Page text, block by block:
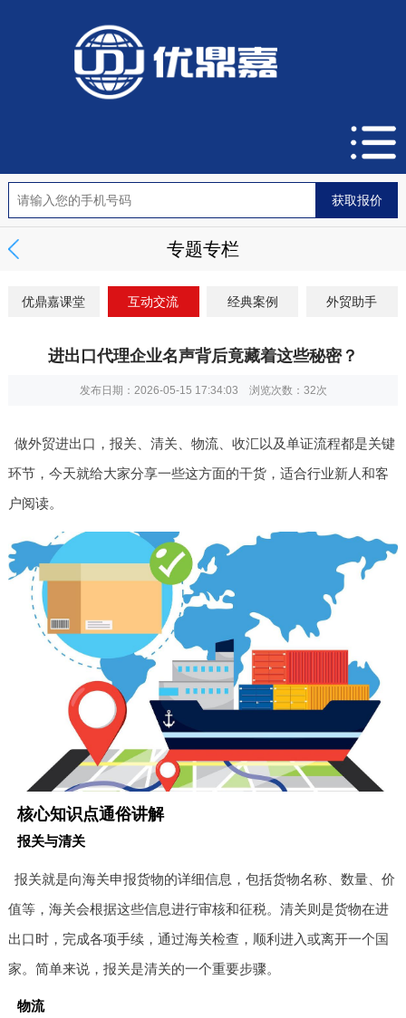
专题专栏
优鼎嘉课堂 互动交流 经典案例 外贸助手
进出口代理企业名声背后竟藏着这些秘密？
发布日期：2026-05-15 17:34:03 浏览次数： 32次
做外贸进出口，报关、清关、物流、收汇以及单证流程都是关键
环节，今天就给大家分享一些这方面的干货，适合行业新人和客
户阅读。
核心知识点通俗讲解
报关与清关
报关就是向海关申报货物的详细信息，包括货物名称、数量、价
值等，海关会根据这些信息进行审核和征税。清关则是货物在进
出口时，完成各项手续，通过海关检查，顺利进入或离开一个国
家。简单来说，报关是清关的一个重要步骤。
物流